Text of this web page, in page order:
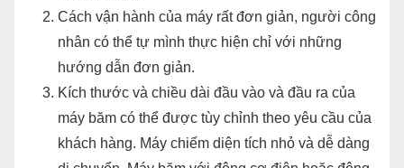
Cách vận hành của máy rất đơn giản, người công
nhân có thể tự mình thực hiện chỉ với những
hướng dẫn đơn giản.
Kích thước và chiều dài đầu vào và đầu ra của
máy băm có thể được tùy chỉnh theo yêu cầu của
khách hàng. Máy chiếm diện tích nhỏ và dễ dàng